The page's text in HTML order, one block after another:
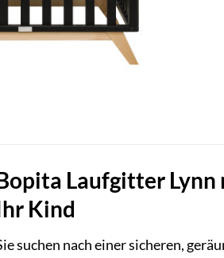
Laufgitter Lynn
Kind
suchen nach einer sicheren,